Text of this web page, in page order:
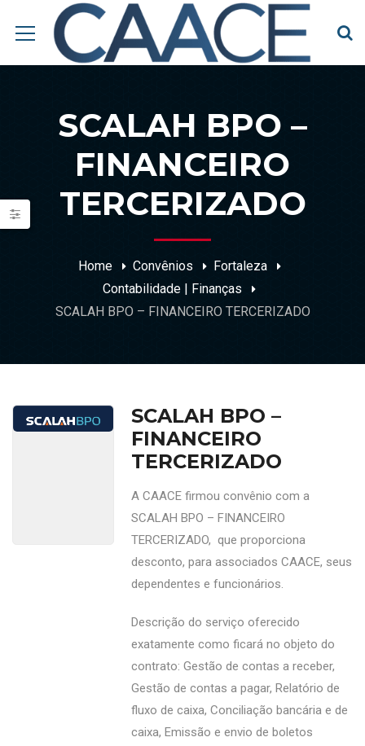
SCALAH BPO –
FINANCEIRO
TERCERIZADO
Home Convênios
Fortaleza
Contabilidade | Finanças
SCALAH BPO – FINANCEIRO TERCERIZADO
SCALAH BPO –
FINANCEIRO
TERCERIZADO
A CAACE firmou convênio com a
SCALAH BPO – FINANCEIRO
TERCERIZADO, que proporciona
desconto, para associados CAACE, seus
dependentes e funcionários.
Descrição do serviço oferecido
exatamente como ficará no objeto do
contrato: Gestão de contas a receber,
Gestão de contas a pagar, Relatório de
fluxo de caixa, Conciliação bancária e de
caixa, Emissão e envio de boletos